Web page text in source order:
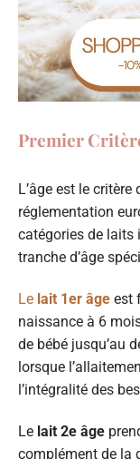
Premier
L’âge est le
réglementation
catégories de laits
tranche d’âge
Le lait 1er âge est
naissance à 6
de bébé jusqu’au
lorsque
l’intégralité des
Le lait 2e âge
complément de la